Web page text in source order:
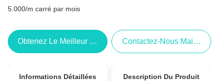
5.000/m carré par mois
Obtenez Le Meilleur Prix Contactez-Nous Maintenant
Informations Détaillées Description Du Produit